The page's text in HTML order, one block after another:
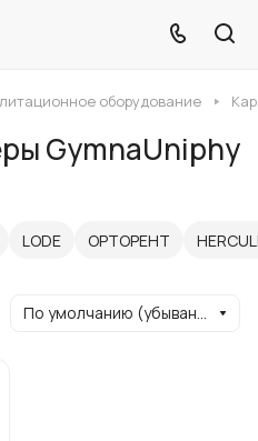
оборудование
GymnaUniphy
LODE ОРТОРЕНТ
По умолчанию (убывание)